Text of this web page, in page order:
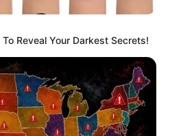
favorit yang memiliki
tahun 2015, Shopee makin
Asia seperti Indonesia, Malaysia,
Taiwan dan Filipina.
Reveal Your Darkest Secrets!